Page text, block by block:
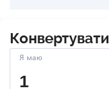
Конвертувати
Я маю